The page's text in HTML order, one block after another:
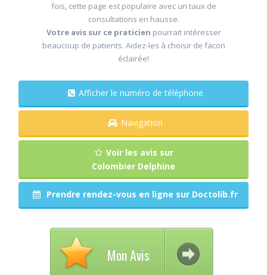
fois, cette page est populaire avec un taux de
consultations en hausse.
Votre avis sur ce praticien pourrait intéresser
beaucoup de patients. Aidez-les à choisir de facon
éclairée!
Afficher le numéro de téléphone
Navigation
Voir les avis sur
Colombier Delphine
Prendre rendez-vous en ligne sur Doctolib.fr
Mon Avis